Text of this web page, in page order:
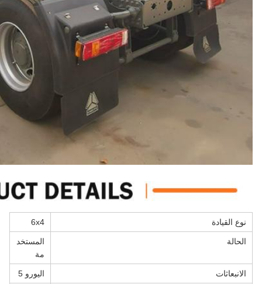
نوع القيادة 6x4
الحالة
المستخد
مة
الانبعاثات اليورو 5